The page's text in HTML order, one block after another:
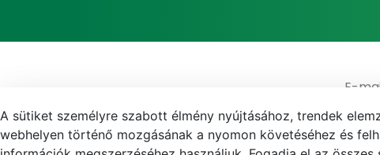
E-
A sütiket személyre szabott élmény nyújtásához, trendek
webhelyen történő mozgásának a nyomon követéséhez és